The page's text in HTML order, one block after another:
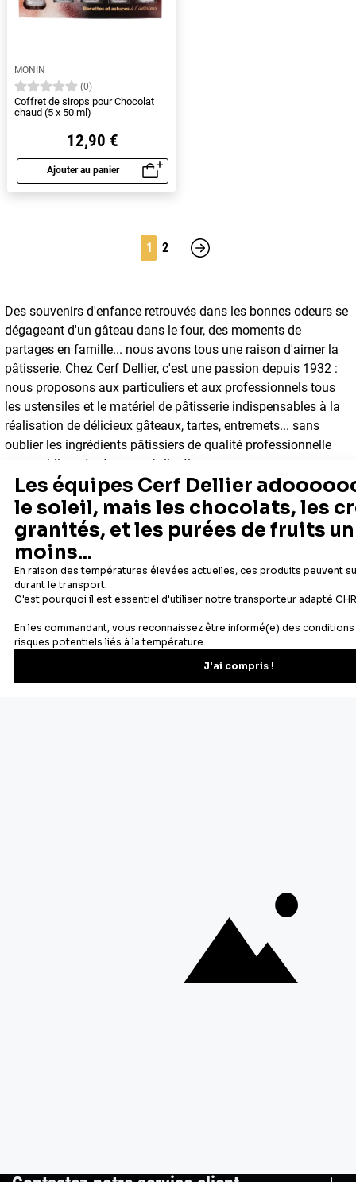
MONIN
(0)
Coffret de sirops pour Chocolat
chaud (5 x 50 ml)
12,90 €
Ajouter au panier
Aperçu rapide
1 2 Suivant
Des souvenirs d'enfance retrouvés dans les bonnes odeurs se
dégageant d'un gâteau dans le four, des moments de
partages en famille... nous avons tous une raison d'aimer la
pâtisserie. Chez Cerf Dellier, c'est une passion depuis 1932 :
nous proposons aux particuliers et aux professionnels tous
les ustensiles et le matériel de pâtisserie indispensables à la
réalisation de délicieux gâteaux, tartes, entremets... sans
oublier les ingrédients pâtissiers de qualité professionnelle
pour sublimer toutes vos réalisations.
Cercles à pâtisserie, poche à douille, pâte à sucre, additifs
alimentaires, décors comestibles, moules à gâteaux, aides à
la pâtisserie, etc. Tout le nécessaire pour les réalisations les
plus simples, comme les plus compliquées, se trouve sur
cerfdellier.com
S'inscrire
Vous pourrez vous désinscrire depuis votre espace client.